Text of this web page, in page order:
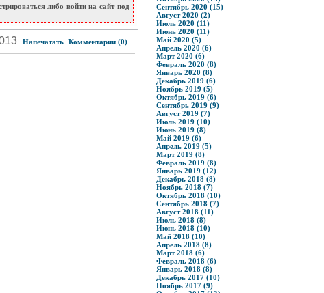
либо войти на сайт под
Напечатать Комментарии (0)
Сентябрь 2020 (15)
Август 2020 (2)
Июль 2020 (11)
Июнь 2020 (11)
Май 2020 (5)
Апрель 2020 (6)
Март 2020 (6)
Февраль 2020 (8)
Январь 2020 (8)
Декабрь 2019 (6)
Ноябрь 2019 (5)
Октябрь 2019 (6)
Сентябрь 2019 (9)
Август 2019 (7)
Июль 2019 (10)
Июнь 2019 (8)
Май 2019 (6)
Апрель 2019 (5)
Март 2019 (8)
Февраль 2019 (8)
Январь 2019 (12)
Декабрь 2018 (8)
Ноябрь 2018 (7)
Октябрь 2018 (10)
Сентябрь 2018 (7)
Август 2018 (11)
Июль 2018 (8)
Июнь 2018 (10)
Май 2018 (10)
Апрель 2018 (8)
Март 2018 (6)
Февраль 2018 (6)
Январь 2018 (8)
Декабрь 2017 (10)
Ноябрь 2017 (9)